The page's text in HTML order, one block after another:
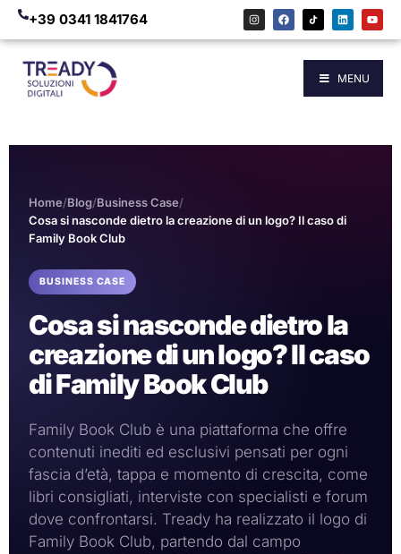
+39 0341 1841764
MENU
Home/Blog/Business Case/
Cosa si nasconde dietro la creazione di un logo? Il caso di
Family Book Club
BUSINESS CASE
Cosa si nasconde dietro la
creazione di un logo? Il caso
di Family Book Club
Family Book Club è una piattaforma che offre
contenuti inediti ed esclusivi pensati per ogni
fascia d’età, tappa e momento di crescita, come
libri consigliati, interviste con specialisti e forum
dove confrontarsi. Tready ha realizzato il logo di
Family Book Club, partendo dal campo